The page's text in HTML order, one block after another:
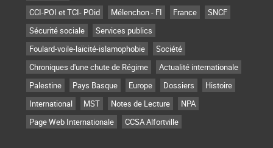
CCI-POI et TCI- POid
Mélenchon - FI France
SNCF
Sécurité sociale
Services publics
Foulard-voile-laïcité-islamophobie
Société
Chroniques d'une chute de Régime
Actualité internationale
Palestine
Pays Basque Europe Dossiers
Histoire
International
MST Notes de Lecture
NPA
Page Web Internationale
CCSA Alfortville